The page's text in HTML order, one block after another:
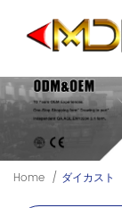
Home / ダイカスト